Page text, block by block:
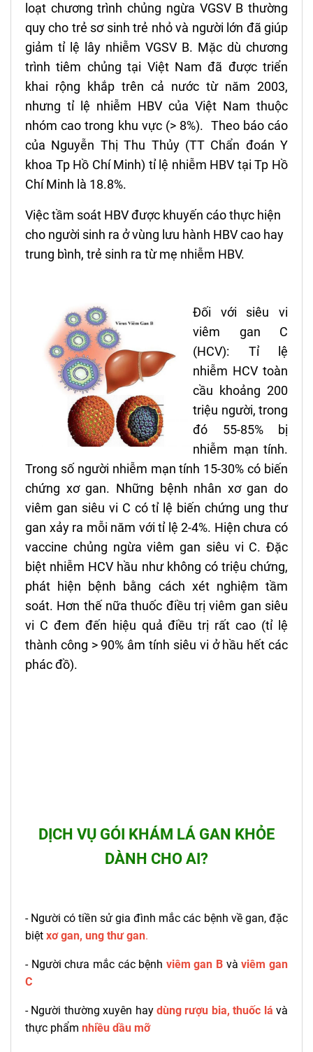
loạt chương trình chủng ngừa VGSV B thường
quy cho trẻ sơ sinh trẻ nhỏ và người lớn đã giúp
giảm tỉ lệ lây nhiễm VGSV B. Mặc dù chương
trình tiêm chủng tại Việt Nam đã được triển
khai rộng khắp trên cả nước từ năm 2003,
nhưng tỉ lệ nhiễm HBV của Việt Nam thuộc
nhóm cao trong khu vực (> 8%). Theo báo cáo
của Nguyễn Thị Thu Thủy (TT Chẩn đoán Y
khoa Tp Hồ Chí Minh) tỉ lệ nhiễm HBV tại Tp Hồ
Chí Minh là 18.8%.
Việc tầm soát HBV được khuyến cáo thực hiện
cho người sinh ra ở vùng lưu hành HBV cao hay
trung bình, trẻ sinh ra từ mẹ nhiễm HBV.
Đối với siêu vi
viêm gan C
(HCV): Tỉ lệ
nhiễm HCV toàn
cầu khoảng 200
triệu người, trong
đó 55-85% bị
nhiễm mạn tính.
Trong số người nhiễm mạn tính 15-30% có biến
chứng xơ gan. Những bệnh nhân xơ gan do
viêm gan siêu vi C có tỉ lệ biến chứng ung thư
gan xảy ra mỗi năm với tỉ lệ 2-4%. Hiện chưa có
vaccine chủng ngừa viêm gan siêu vi C. Đặc
biệt nhiễm HCV hầu như không có triệu chứng,
phát hiện bệnh bằng cách xét nghiệm tầm
soát. Hơn thế nữa thuốc điều trị viêm gan siêu
vi C đem đến hiệu quả điều trị rất cao (tỉ lệ
thành công > 90% âm tính siêu vi ở hầu hết các
phác đồ).
DỊCH VỤ GÓI KHÁM LÁ GAN KHỎE
DÀNH CHO AI?
- Người có tiền sử gia đình mắc các bệnh về gan, đặc
biệt xơ gan, ung thư gan.
- Người chưa mắc các bệnh viêm gan B vàviêm gan
C
- Người thường xuyên haydùng rượu bia, thuốc lá và
thực phẩm nhiều dầu mỡ